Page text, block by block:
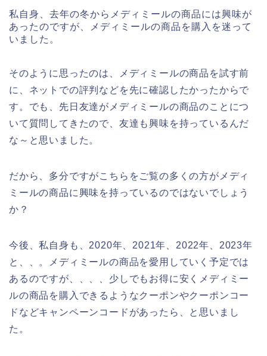
私自身、去年の冬からメディミールの商品には興味が
あったのですが、メディミールの商品を購入を迷って
いました。
そのように思ったのは、メディミールの商品を試す前
に、ネットでの評判などを先に確認したかったからで
す。でも、先日友達がメディミールの商品のことにつ
いて質問してきたので、友達も興味を持っているんだ
な～と思いました。
だから、多分ですがこちらをご覧の多くの方がメディ
ミールの商品に興味を持っているのではないでしょう
か？
今後、私自身も、2020年、2021年、2022年、2023年
と、、。メディミールの商品を愛用していく予定では
あるのですが、、、、少しでもお得に安くメディミー
ルの商品を購入できるようなクーポンやクーポンコー
ドなどキャンペーンコードがあったら、と思いまし
た。